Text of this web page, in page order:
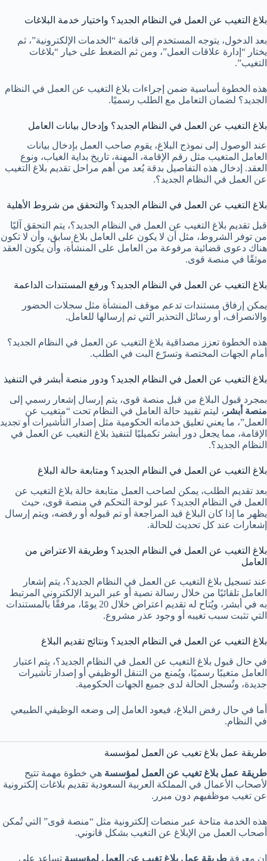
بلاغ التغيب عن العمل في النظام الجديد؟ واختيار خدمة البلاغات
بعد الدخول، يتوجه المستخدم إلى قائمة “الخدمات الإلكترونية”، ثم
يختار “إدارة علاقات العمل”، ومن ثم الضغط على خيار “بلاغات
التغيب”.
هذه الخطوة أساسية ضمن إجراءات بلاغ التغيب عن العمل في النظام
الجديد؟ لضمان التعامل مع الطلب رسميًا.
بلاغ التغيب عن العمل في النظام الجديد؟ وإدخال بيانات العامل
عند الوصول إلى نموذج البلاغ، يقوم صاحب العمل بإدخال بيانات
العامل المتغيب مثل رقم الإقامة، المهنة، تاريخ بداية الغياب، ونوع
العقد. إدخال هذه التفاصيل بدقة يُعد من أهم مراحل تقديم بلاغ التغيب
عن العمل في النظام الجديد؟.
بلاغ التغيب عن العمل في النظام الجديد؟ والتحقق من شروط الأهلية
قبل تقديم بلاغ التغيب عن العمل في النظام الجديد؟، يتم التحقق آليًا
من توفر الشروط، مثل أن لا يكون على العامل بلاغ سابق، وأن لا تكون
هناك دعوى قضائية مرفوعة من العامل على المنشأة، وأن يكون العقد
موثقًا في منصة قوى.
بلاغ التغيب عن العمل في النظام الجديد؟ ورفع المستندات الداعمة
يمكن إرفاق مستندات تدعم موقف المنشأة مثل سجلات الحضور
والانصراف، أو رسائل التحذير التي تم إرسالها للعامل.
هذه الخطوة تعزز مصداقية بلاغ التغيب عن العمل في النظام الجديد؟
أمام الجهات المختصة وتسرّع البت في الطلب.
بلاغ التغيب عن العمل في النظام الجديد؟ ودور منصة أبشر في التنفيذ
بمجرد قبول البلاغ من قبل منصة قوى، يتم إرسال إشعار رسمي إلى
منصة أبشر ، ليتم تقييد حالة العامل في النظام تحت “متغيب عن
العمل”، ما يعني تعليق خدماته الحكومية مثل إصدار التأشيرات أو تجديد
الإقامة، مما يجعل دور أبشر تكميليًا لتنفيذ بلاغ التغيب عن العمل في
النظام الجديد؟.
بلاغ التغيب عن العمل في النظام الجديد؟ ومتابعة حالة البلاغ
بعد تقديم الطلب، يمكن لصاحب العمل متابعة حالة بلاغ التغيب عن
العمل في النظام الجديد؟ عبر لوحة التحكم في منصة قوى، حيث
يظهر ما إذا كان البلاغ قيد المراجعة أو تم قبوله أو رفضه، ويتم إرسال
إشعارات عند كل تحديث للحالة.
بلاغ التغيب عن العمل في النظام الجديد؟ وطريقة الاعتراض من
العامل
عند تسجيل بلاغ التغيب عن العمل في النظام الجديد؟، يتم إشعار
العامل تلقائيًا من خلال رسالة نصية أو عبر البريد الإلكتروني المرتبط
به في أبشر، ويُتاح له تقديم اعتراض خلال 20 يومًا، مرفقًا بالمستندات
التي تثبت سبب تغيبه أو وجود عذر مشروع.
بلاغ التغيب عن العمل في النظام الجديد؟ ونتائج تقديم البلاغ
في حال قبول بلاغ التغيب عن العمل في النظام الجديد؟، يتم اعتبار
العامل متغيبًا رسميًا، ويُمنع من التنقل الوظيفي أو إصدار تأشيرات
جديدة، وتُسجل الحالة لدى جميع الجهات الحكومية.
أما في حال رفض البلاغ، فيعود العامل إلى وضعه الوظيفي الطبيعي
في النظام.
طريقة عمل بلاغ تغيب عن العمل لمؤسسة
طريقة عمل بلاغ تغيب عن العمل لمؤسسة هي خطوة مهمة تتيح
لأصحاب الأعمال في المملكة العربية السعودية تقديم بلاغات إلكترونية
عن تغيب موظفيهم دون مبرر.
هذه الخدمة متاحة عبر منصات إلكترونية مثل “منصة قوى” التي تُمكن
أصحاب العمل من الإبلاغ عن التغيب بشكل قانوني.
إن معرفة طريقة عمل بلاغ تغيب عن العمل لمؤسسة تساعد على